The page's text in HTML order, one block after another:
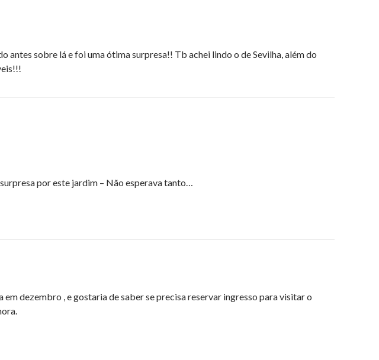
antes sobre lá e foi uma ótima surpresa!! Tb achei lindo o de Sevilha, além do
por este jardim – Não esperava tanto…
dezembro , e gostaria de saber se precisa reservar ingresso para visitar o